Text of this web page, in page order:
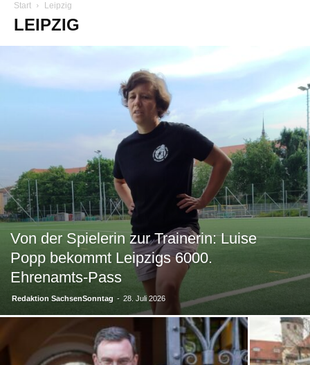
Start Leipzig
LEIPZIG
Von der Spielerin zur Trainerin: Luise
Popp bekommt Leipzigs 6000.
Ehrenamts-Pass
Redaktion SachsenSonntag - 28. Juli 2026